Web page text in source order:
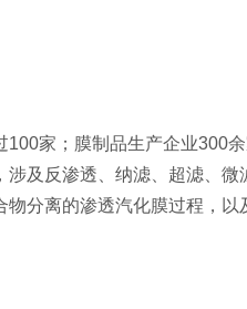
家；膜制品生产企业300余
及反渗透、纳滤、超滤、
分离的渗透汽化膜过程，以